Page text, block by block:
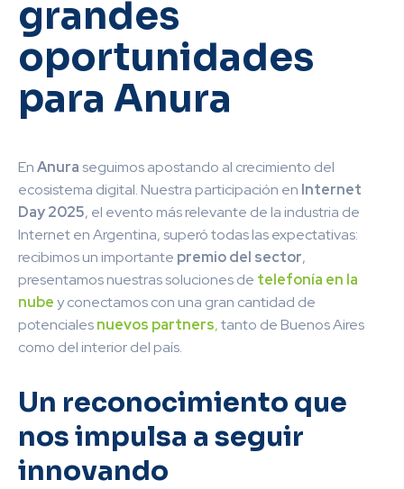
grandes
oportunidades
para Anura
EnAnura seguimos apostando al crecimiento del
ecosistema digital. Nuestra participación en Internet
Day 2025, el evento más relevante de la industria de
Internet en Argentina, superó todas las expectativas:
recibimos un importante premio del sector,
presentamos nuestras soluciones de telefonía en la
nubey conectamos con una gran cantidad de
potencialesnuevos partners,tanto de Buenos Aires
como del interior del país.
Un reconocimiento que
nos impulsa a seguir
innovando